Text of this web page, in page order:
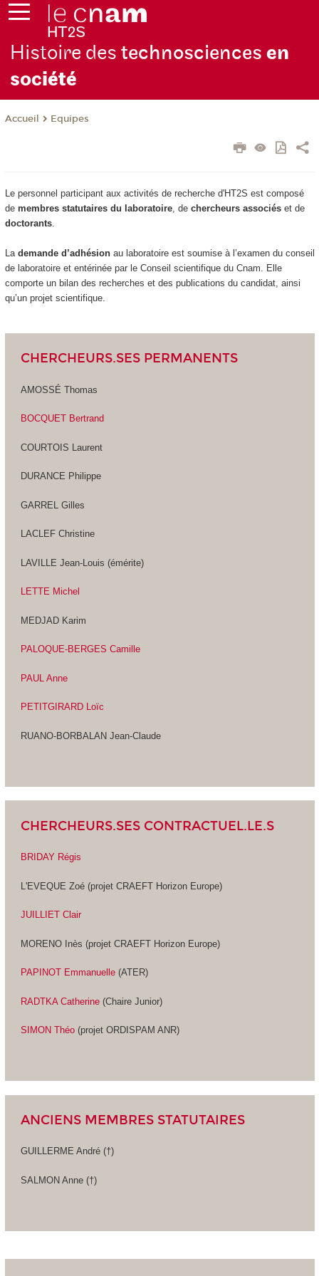
Histoire des technosciences en
société
Accueil Equipes
Le personnel participant aux activités de recherche d'HT2S est composé
de membres statutaires du laboratoire, de chercheurs associéset de
doctorants.
La demande d’adhésionau laboratoire est soumise à l’examen du conseil
de laboratoire et entérinée par le Conseil scientifique du Cnam. Elle
comporte un bilan des recherches et des publications du candidat, ainsi
qu’un projet scientifique.
CHERCHEURS.SES PERMANENTS
AMOSSÉ Thomas
BOCQUET Bertrand
COURTOIS Laurent
DURANCE Philippe
GARREL Gilles
LACLEF Christine
LAVILLE Jean-Louis (émérite)
LETTE Michel
MEDJAD Karim
PALOQUE-BERGES Camille
PAUL Anne
PETITGIRARD Loïc
RUANO-BORBALAN Jean-Claude
CHERCHEURS.SES CONTRACTUEL.LE.S
BRIDAY Régis
L'EVEQUE Zoé (projet CRAEFT Horizon Europe)
JUILLIET Clair
MORENO Inès (projet CRAEFT Horizon Europe)
PAPINOT Emmanuelle(ATER)
RADTKA Catherine(Chaire Junior)
SIMON Théo(projet ORDISPAM ANR)
ANCIENS MEMBRES STATUTAIRES
GUILLERME André (†)
SALMON Anne (†)